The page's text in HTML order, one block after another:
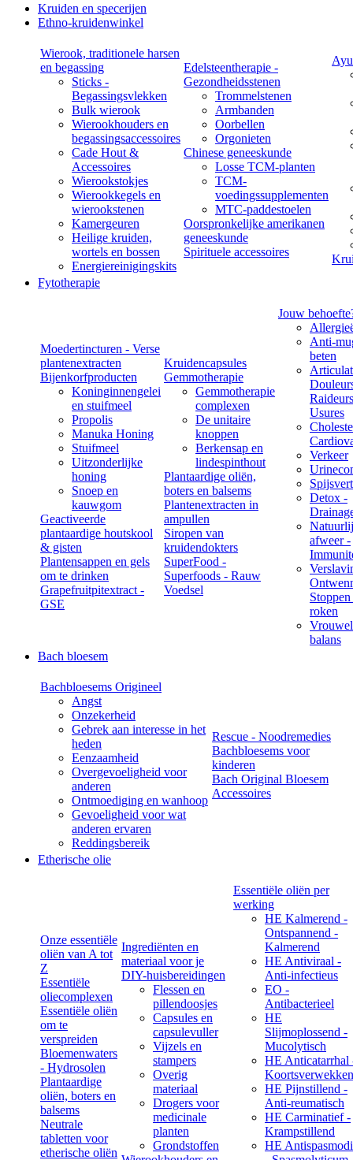
Kruiden en specerijen
Ethno-kruidenwinkel
Wierook, traditionele harsen
en begassing
Sticks -
Begassingsvlekken
Bulk wierook
Wierookhouders en
begassingsaccessoires
Cade Hout &
Accessoires
Wierookstokjes
Wierookkegels en
wierookstenen
Kamergeuren
Heilige kruiden,
wortels en bossen
Energiereinigingskits
Edelsteentherapie -
Gezondheidsstenen
Trommelstenen
Armbanden
Oorbellen
Orgonieten
Chinese geneeskunde
Losse TCM-planten
TCM-
voedingssupplementen
MTC-paddestoelen
Oorspronkelijke amerikanen
geneeskunde
Spirituele accessoires
Fytotherapie
Moedertincturen - Verse
plantenextracten
Bijenkorfproducten
Koninginnengelei
en stuifmeel
Propolis
Manuka Honing
Stuifmeel
Uitzonderlijke
honing
Snoep en
kauwgom
Geactiveerde
plantaardige houtskool
& gisten
Plantensappen en gels
om te drinken
Grapefruitpitextract -
GSE
Kruidencapsules
Gemmotherapie
Gemmotherapie
complexen
De unitaire
knoppen
Berkensap en
lindespinthout
Plantaardige oliën,
boters en balsems
Plantenextracten in
ampullen
Siropen van
kruidendokters
SuperFood -
Superfoods - Rauw
Voedsel
Jouw
Anti-
beten
Usures
Verkeer
Detox -
afweer -
roken
balans
Bach bloesem
Bachbloesems Origineel
Angst
Onzekerheid
Gebrek aan interesse in het
heden
Eenzaamheid
Overgevoeligheid voor
anderen
Ontmoediging en wanhoop
Gevoeligheid voor wat
anderen ervaren
Reddingsbereik
Rescue - Noodremedies
Bachbloesems voor
kinderen
Bach Original Bloesem
Accessoires
Etherische olie
Onze essentiële
oliën van A tot
Z
Essentiële
oliecomplexen
Essentiële oliën
om te
verspreiden
Bloemenwaters
- Hydrosolen
Plantaardige
oliën, boters en
balsems
Neutrale
tabletten voor
etherische oliën
Ingrediënten en
materiaal voor je
DIY-huisbereidingen
Flessen en
pillendoosjes
Capsules en
capsulevuller
Vijzels en
stampers
Overig
materiaal
Drogers voor
medicinale
planten
Grondstoffen
Essentiële oliën per
werking
HE Kalmerend -
Ontspannend -
Kalmerend
HE Antiviraal -
Anti-infectieus
EO -
Antibacterieel
HE
Slijmoplossend -
Mucolytisch
HE Anticatarrhal
HE Pijnstillend -
Anti-reumatisch
HE Carminatief -
Krampstillend
HE